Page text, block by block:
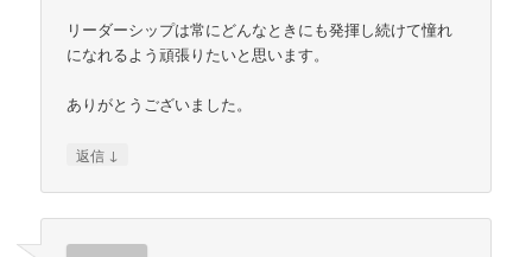
リーダーシップは常にどんなときにも発揮し続けて憧れ
になれるよう頑張りたいと思います。
ありがとうございました。
返信 ↓